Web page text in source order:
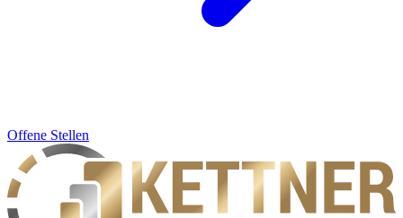
Offene Stellen